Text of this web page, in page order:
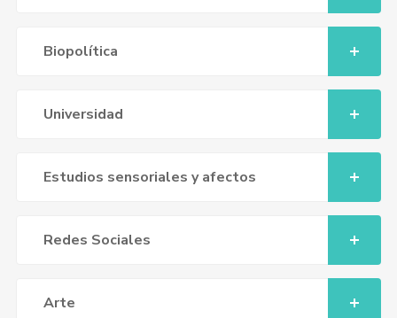
Biopolítica
Universidad
Estudios sensoriales y afectos
Redes Sociales
Arte